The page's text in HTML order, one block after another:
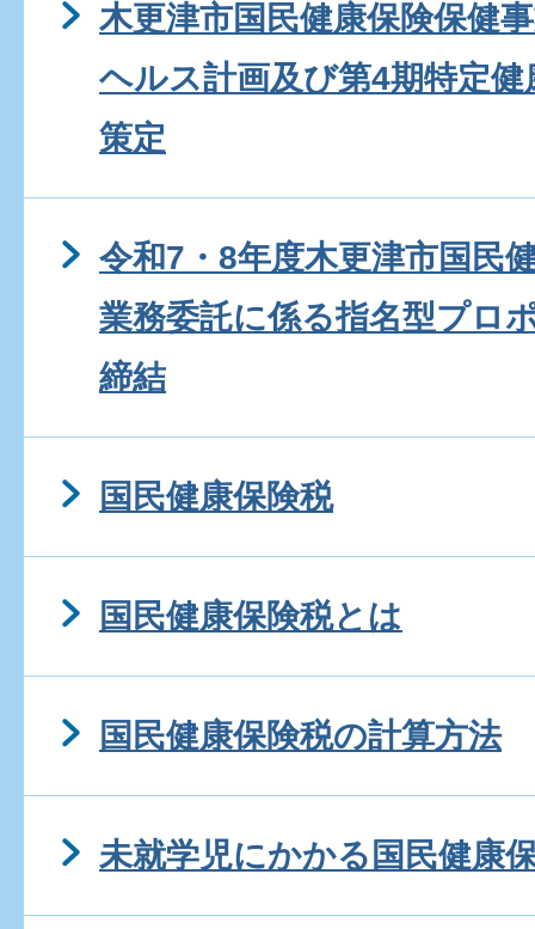
木更津市国民健康保険保健
ヘルス計画及び第4期特定
策定
令和7・8年度木更津市国民
業務委託に係る指名型プロ
締結
国民健康保険税
国民健康保険税とは
国民健康保険税の計算方法
未就学児にかかる国民健康